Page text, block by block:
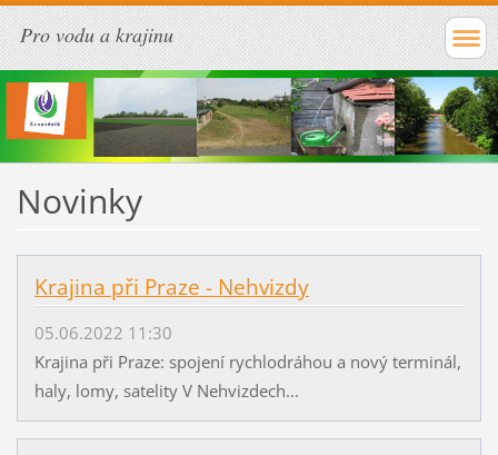
Pro vodu a krajinu
Novinky
Krajina při Praze - Nehvizdy
05.06.2022 11:30
Krajina při Praze: spojení rychlodráhou a nový terminál,
haly, lomy, satelity V Nehvizdech...